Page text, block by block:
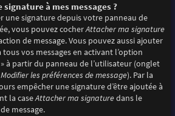
à mes messages ?
une signature depuis votre panneau de
vous pouvez cocherAttacher ma signature
de message. Vous pouvez aussi ajouter
vos messages en activant l’option
à partir du panneau de l’utilisateur (onglet
les préférences de message). Par la
empêcher une signature d’être ajoutée à
la caseAttacher ma signaturedans le
message.